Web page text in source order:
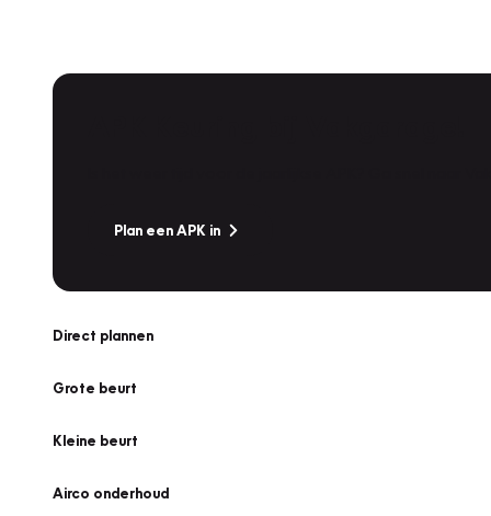
Plan een APK in
Direct plannen
Grote beurt
Kleine beurt
Airco onderhoud